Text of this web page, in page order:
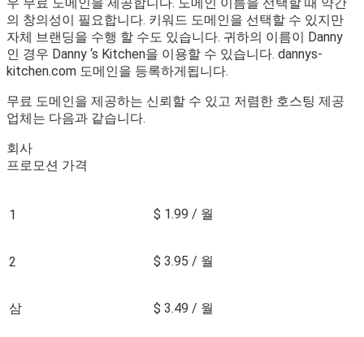
우 무료 도메인을 제공합니다. 도메인 이름을 선택할 때 약간
의 창의성이 필요합니다. 키워드 도메인을 선택할 수 있지만
자체 브랜딩을 수행 할 수도 있습니다. 귀하의 이름이 Danny
인 경우 Danny ‘s Kitchen을 이용할 수 있습니다. dannys-
kitchen.com 도메인을 등록하게됩니다.
무료 도메인을 제공하는 신뢰할 수 있고 저렴한 호스팅 제공
업체는 다음과 같습니다.
회사
프로모션 가격
1 $ 1.99 / 월
2 $ 3.95 / 월
삼 $ 3.49 / 월